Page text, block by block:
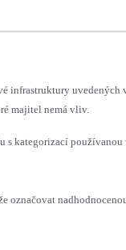
infrastruktury uvedených
majitel nemá vliv.
kategorizací
označovat